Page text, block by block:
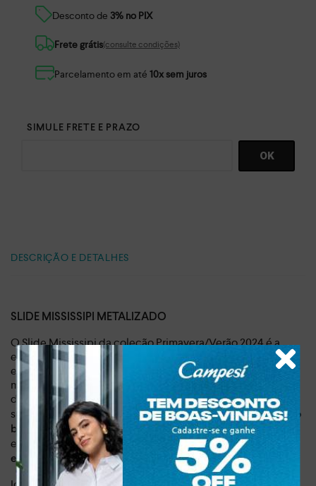
Desconto de 3% no PIX
Frete grátis(consulte condições)
Parcelamento em até 10x sem juros
DESCRIÇÃO E DETALHES
SLIDE MISSISSIPI METALIZADO
O Slide Mississipi da coleção Primavera/Verão 2024 é a
escolha perfeita para mulheres que buscam conforto e
estilo em um único calçado e está disponível nas cores
metalizado-ouro e bege claro. Com design minimalista e
detalhes sofisticados, comoa textura e os brilhos, esse
slide adiciona um toque de glamour a qualquer look.O salto
baixo de 1 cmproporciona conforto e estabilidade,
enquantoo bico quadrado confere um ar moderno e
elegante.